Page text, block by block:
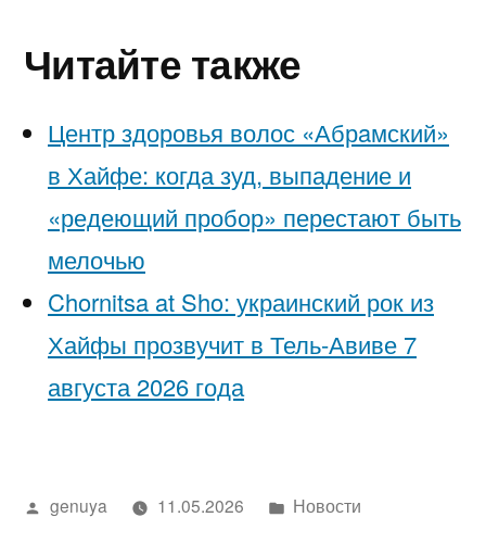
Читайте также
Центр здоровья волос «Абрaмский»
в Хайфе: когда зуд, выпадение и
«редеющий пробор» перестают быть
мелочью
Chornitsa at Sho: украинский рок из
Хайфы прозвучит в Тель-Авиве 7
августа 2026 года
Написано
genuya 11.05.2026
Написано
Новости